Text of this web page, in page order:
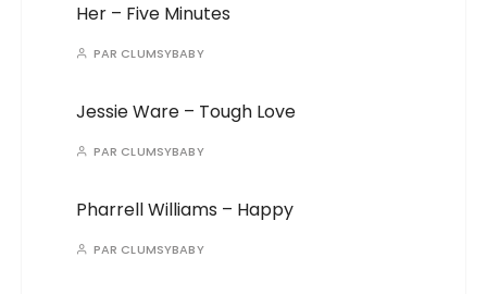
Her – Five Minutes
PAR CLUMSYBABY
Jessie Ware – Tough Love
PAR CLUMSYBABY
Pharrell Williams – Happy
PAR CLUMSYBABY